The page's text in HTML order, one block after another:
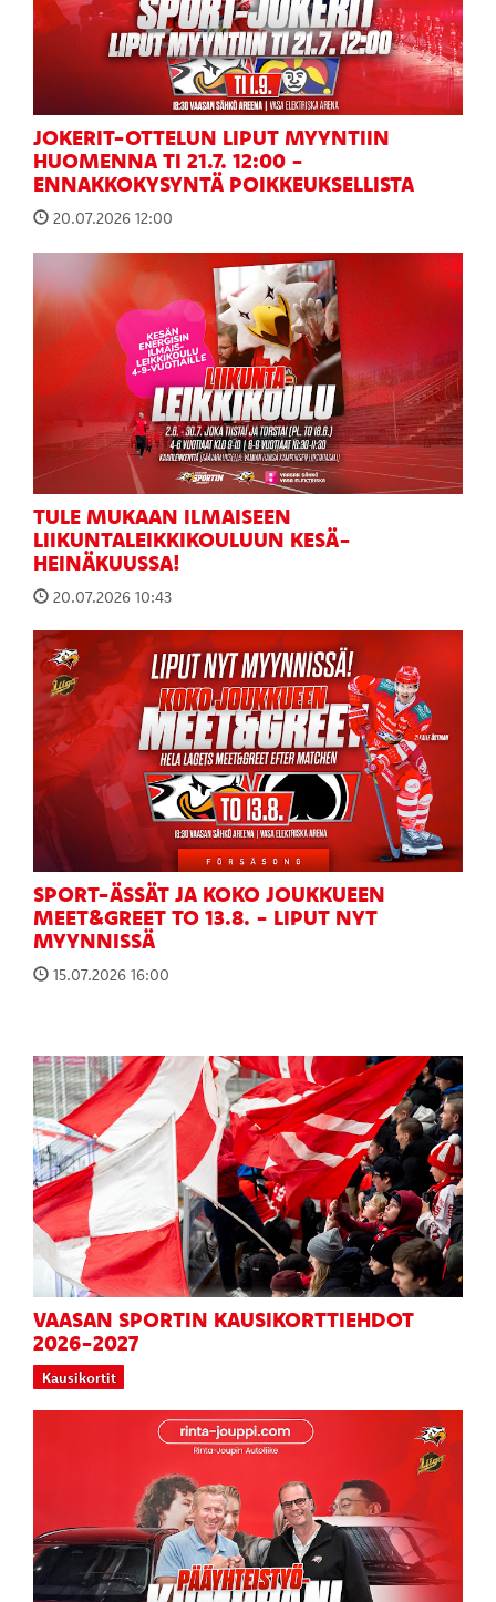
JOKERIT-OTTELUN LIPUT MYYNTIIN
HUOMENNA TI 21.7. 12:00 -
ENNAKKOKYSYNTÄ POIKKEUKSELLISTA
20.07.2026 12:00
TULE MUKAAN ILMAISEEN
LIIKUNTALEIKKIKOULUUN KESÄ-
HEINÄKUUSSA!
20.07.2026 10:43
SPORT-ÄSSÄT JA KOKO JOUKKUEEN
MEET&GREET TO 13.8. - LIPUT NYT
MYYNNISSÄ
15.07.2026 16:00
VAASAN SPORTIN KAUSIKORTTIEHDOT
2026-2027
Kausikortit